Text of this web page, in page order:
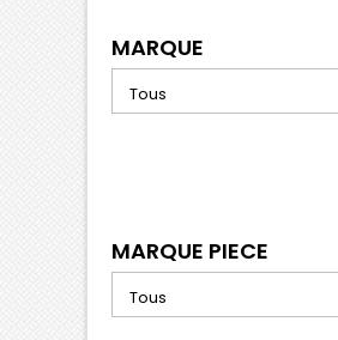
MARQUE
MARQUE PIECE